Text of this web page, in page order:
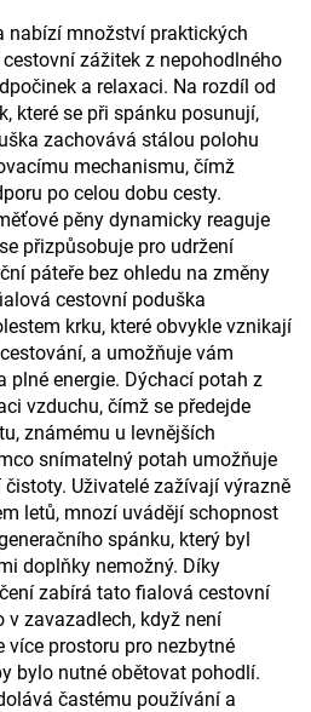
nabízí množství praktických
zážitek z nepohodlného
a relaxaci. Na rozdíl od
které se při spánku posunují,
zachovává stálou polohu
mechanismu, čímž
po celou dobu cesty.
pěny dynamicky reaguje
přizpůsobuje pro udržení
páteře bez ohledu na změny
cestovní poduška
krku, které obvykle vznikají
a umožňuje vám
plné energie. Dýchací potah z
vzduchu, čímž se předejde
známému u levnějších
snímatelný potah umožňuje
Uživatelé zažívají výrazně
letů, mnozí uvádějí schopnost
spánku, který byl
doplňky nemožný. Díky
zabírá tato fialová cestovní
zavazadlech, když není
více prostoru pro nezbytné
bylo nutné obětovat pohodlí.
častému používání a